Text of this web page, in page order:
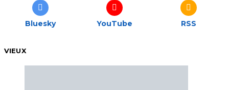
Bluesky YouTube RSS
VIEUX